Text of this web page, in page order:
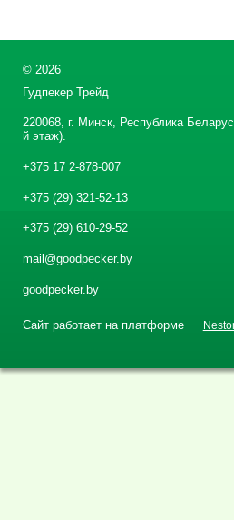
© 2026
Гудпекер Трейд
220068, г. Минск, Республика
й этаж).
+375 17 2-878-007
+375 (29) 321-52-13
+375 (29) 610-29-52
mail@goodpecker.by
goodpecker.by
Сайт работает на платформе